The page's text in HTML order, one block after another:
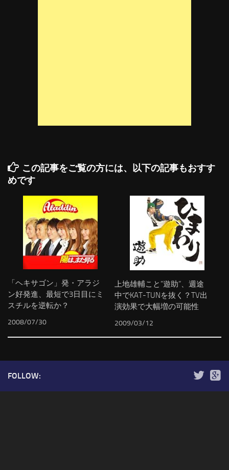
この記事をご覧の方には、以下の記事もおすす
めです
「ヘキサゴン」発・アラジ
ン好発進、最短で3日目にミ
スチルを逆転か？
2008/07/30
上地雄輔こと”遊助”、週途
中でKAT-TUNを抜く？TV出
演効果で大幅増の可能性
2009/03/12
FOLLOW: